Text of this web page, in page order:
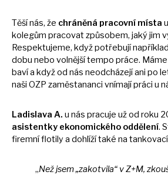
Těší nás, že chráněná pracovní místa
kolegům pracovat způsobem, jaký jim
Respektujeme, když potřebují
dobu nebo volnější tempo práce.
bavía kdyžod nás neodcházejí ani po
naši OZP zaměstananci vnímají práci u
Ladislava A. u nás pracuje užod roku
asistentky ekonomického oddělení.
firemní flotilya dohlíží také na
„Než jsem „zakotvila“ vZ+M,